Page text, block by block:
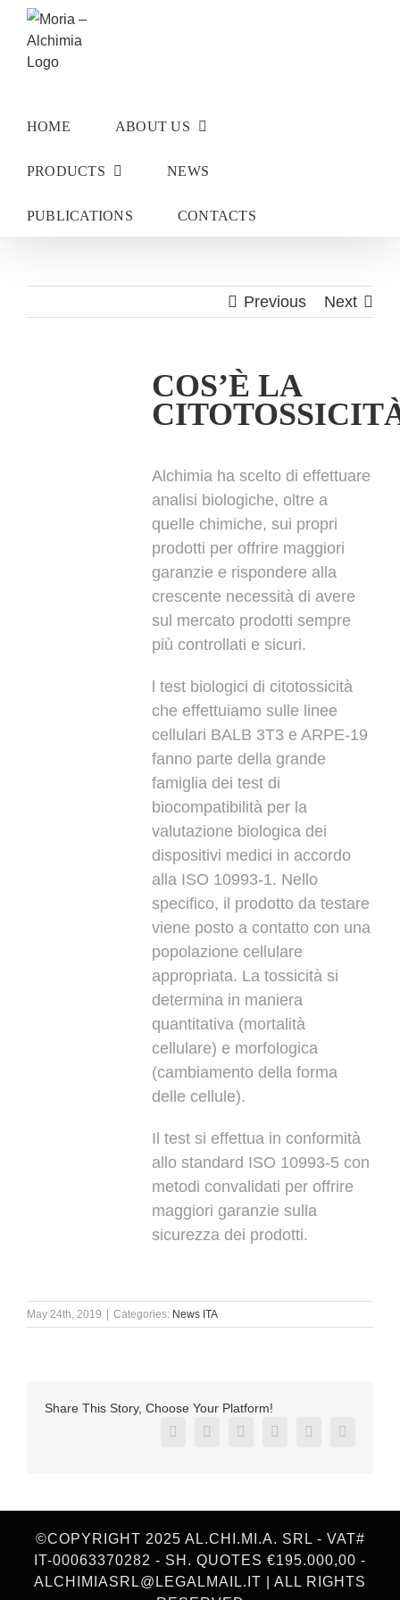
Skip
content
HOME ABOUT US
PRODUCTS NEWS
PUBLICATIONS CONTACTS
Previous Next
COS’È LA
Alchimia ha scelto di effettuare
analisi biologiche, oltre a
quelle chimiche, sui propri
prodotti per offrire maggiori
garanzie e rispondere alla
crescente necessità di avere
sul mercato prodotti sempre
più controllati e sicuri.
l test biologici di citotossicità
che effettuiamo sulle linee
cellulari BALB 3T3 e ARPE-19
fanno parte della grande
famiglia dei test di
biocompatibilità per la
valutazione biologica dei
dispositivi medici in accordo
alla ISO 10993-1. Nello
specifico, il prodotto da testare
viene posto a contatto con una
popolazione cellulare
appropriata. La tossicità si
determina in maniera
quantitativa (mortalità
cellulare) e morfologica
(cambiamento della forma
delle cellule).
Il test si effettua in conformità
allo standard ISO 10993-5 con
metodi convalidati per offrire
maggiori garanzie sulla
sicurezza dei prodotti.
May 24th, 2019 Categories: News ITA
Share This Story, Choose Your Platform!
Facebook
X RedditLinkedInPinterestVk
©COPYRIGHT 2025 AL.CHI.MI.A. SRL - VAT#
IT-00063370282 - SH. QUOTES €195.000,00 -
ALCHIMIASRL@LEGALMAIL.IT | ALL RIGHTS